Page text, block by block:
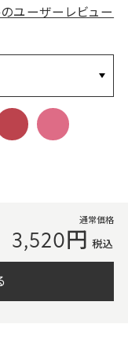
ユーザーレビュー
通常価格
3,520円 税込